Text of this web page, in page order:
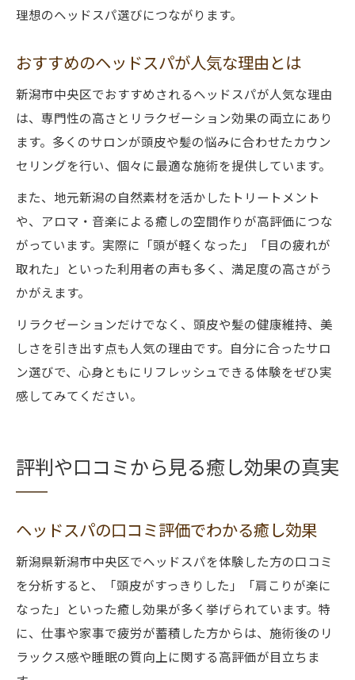
理想のヘッドスパ選びにつながります。
おすすめのヘッドスパが人気な理由とは
新潟市中央区でおすすめされるヘッドスパが人気な理由
は、専門性の高さとリラクゼーション効果の両立にあり
ます。多くのサロンが頭皮や髪の悩みに合わせたカウン
セリングを行い、個々に最適な施術を提供しています。
また、地元新潟の自然素材を活かしたトリートメント
や、アロマ・音楽による癒しの空間作りが高評価につな
がっています。実際に「頭が軽くなった」「目の疲れが
取れた」といった利用者の声も多く、満足度の高さがう
かがえます。
リラクゼーションだけでなく、頭皮や髪の健康維持、美
しさを引き出す点も人気の理由です。自分に合ったサロ
ン選びで、心身ともにリフレッシュできる体験をぜひ実
感してみてください。
評判や口コミから見る癒し効果の真実
ヘッドスパの口コミ評価でわかる癒し効果
新潟県新潟市中央区でヘッドスパを体験した方の口コミ
を分析すると、「頭皮がすっきりした」「肩こりが楽に
なった」といった癒し効果が多く挙げられています。特
に、仕事や家事で疲労が蓄積した方からは、施術後のリ
ラックス感や睡眠の質向上に関する高評価が目立ちま